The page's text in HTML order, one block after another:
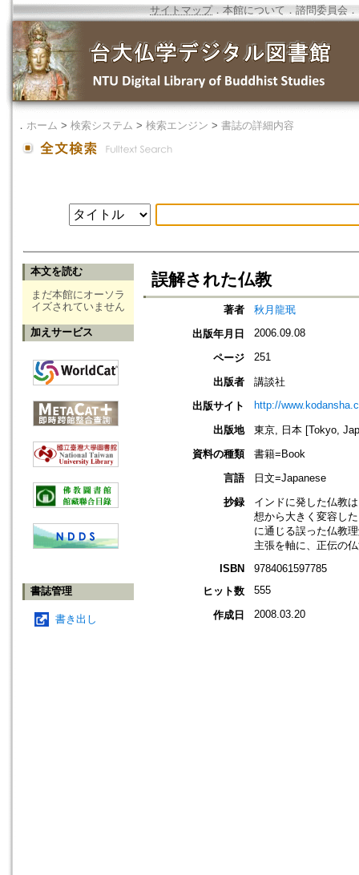
サイトマップ．本館について ． 諮問委員会 ．
． ホーム > 検索システム > 検索エンジン > 書誌の詳細内容
本文を読む
まだ本館にオーソラ
イズされていません
加えサービス
書誌管理
書き出し
誤解された仏教
著者
秋月龍珉
出版年月日
2006.09.08
ページ 251
出版者
講談社
出版サイト
http://
出版地
東京, 日本 [Tokyo,
資料の種類
書籍=Book
言語
日文=Japanese
抄録
インドに発した仏教
想から大きく変容し
に通じる誤った仏教
主張を軸に、正伝の
ISBN
9784061597785
ヒット数
555
作成日 2008.03.20